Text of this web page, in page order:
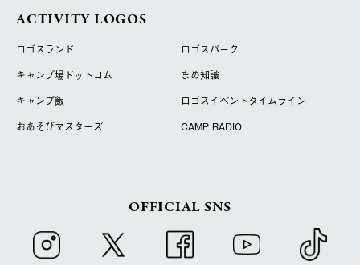
ACTIVITY LOGOS
ロゴスランド
ロゴスパーク
キャンプ場ドットコム
まめ知識
キャンプ飯
ロゴスイベントタイムライン
おあそびマスターズ
CAMP RADIO
OFFICIAL SNS